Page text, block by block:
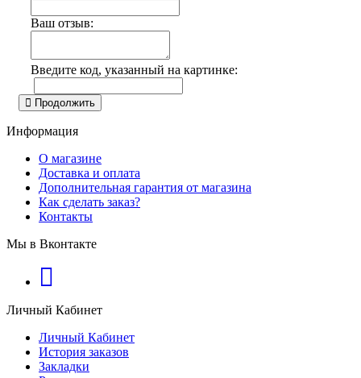
Ваш отзыв:
Введите код, указанный на картинке:
Продолжить
Информация
О магазине
Доставка и оплата
Дополнительная гарантия от магазина
Как сделать заказ?
Контакты
Мы в Вконтакте
Личный Кабинет
Личный Кабинет
История заказов
Закладки